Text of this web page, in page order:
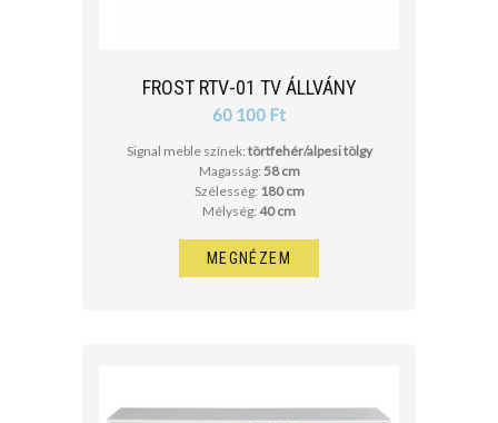
FROST RTV-01 TV ÁLLVÁNY
60 100 Ft
Signal meble színek: törtfehér/alpesi tölgy
Magasság: 58 cm
Szélesség: 180 cm
Mélység: 40 cm
MEGNÉZEM